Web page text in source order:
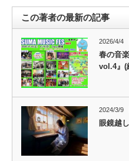
この著者の最新の記事
2026/4/4
春の音
vol.4』
2024/3/9
眼鏡越